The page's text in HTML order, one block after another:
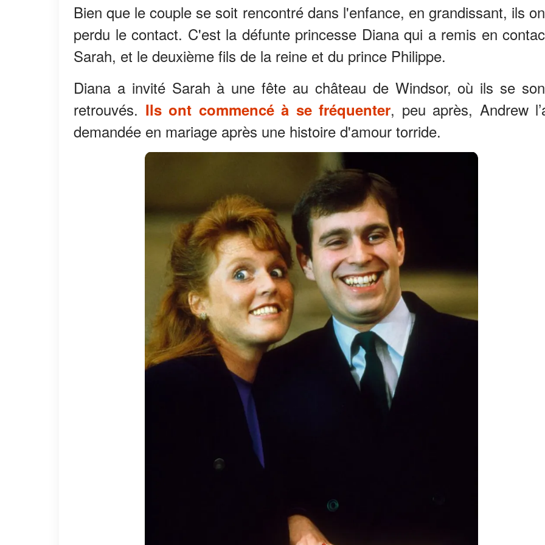
Bien que le couple se soit rencontré dans l'enfance, en grandissant, ils
perdu le contact. C'est la défunte princesse Diana qui a remis en
Sarah, et le deuxième fils de la reine et du prince Philippe.
Diana a invité Sarah à une fête au château de Windsor, où ils se
retrouvés. Ils ont commencé à se fréquenter, peu après, Andrew
demandée en mariage après une histoire d'amour torride.